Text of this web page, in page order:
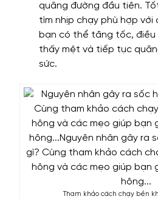
quãng đường đầu tiên.
tìm nhịp chạy phù hợp với
bạn có thể tăng tốc, điều
thấy mệt và tiếp tục
sức.
Tham khảo cách chạy bền